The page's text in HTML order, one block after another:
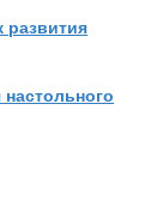
развития